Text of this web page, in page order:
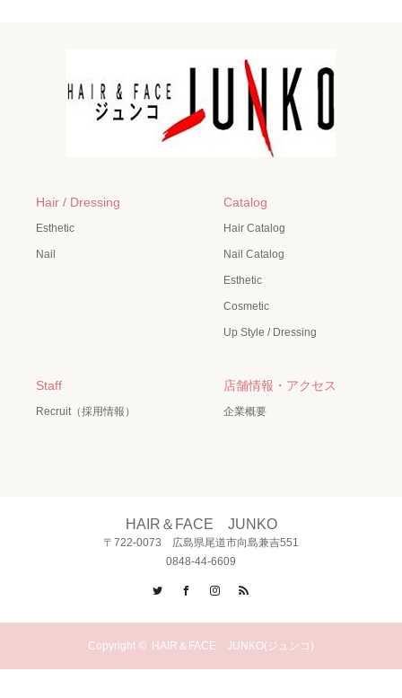
Hair / Dressing
Esthetic
Nail
Catalog
Hair Catalog
Nail Catalog
Esthetic
Cosmetic
Up Style / Dressing
Staff
Recruit（採用情報）
店舗情報・アクセス
企業概要
HAIR＆FACE JUNKO
〒722-0073 広島県尾道市向島兼吉551
0848-44-6609
Twitter
FacebookInstagram
Copyright © HAIR＆FACE JUNKO(ジュンコ)